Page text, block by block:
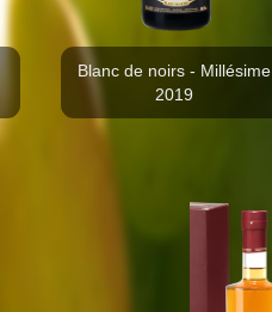
Blanc de noirs - Millésime
2019